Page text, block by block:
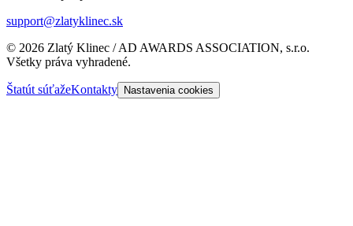
support@zlatyklinec.sk
© 2026 Zlatý Klinec / AD AWARDS ASSOCIATION, s.r.o.
Všetky práva vyhradené.
Štatút súťažeKontakty Nastavenia cookies